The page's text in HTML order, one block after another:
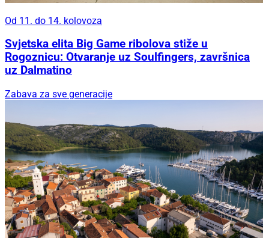
Od 11. do 14. kolovoza
Svjetska elita Big Game ribolova stiže u
Rogoznicu: Otvaranje uz Soulfingers, završnica
uz Dalmatino
Zabava za sve generacije